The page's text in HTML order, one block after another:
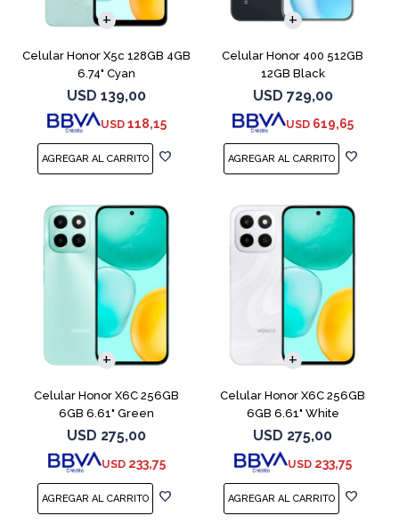
Celular Honor X5c 128GB 4GB
6.74" Cyan
USD 139,00
USD 118,15
Celular Honor 400 512GB
12GB Black
USD 729,00
USD 619,65
Celular Honor X6C 256GB
6GB 6.61" Green
USD 275,00
USD 233,75
COMPARAR
Celular Honor X6C 256GB
6GB 6.61" White
USD 275,00
USD 233,75
COMPARAR